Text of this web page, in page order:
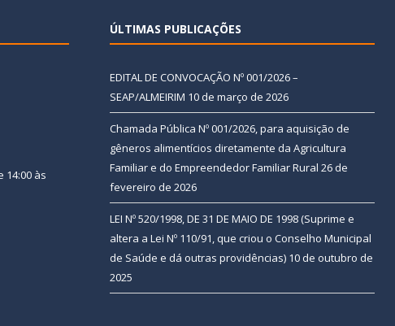
14:00 às
ÚLTIMAS PUBLICAÇÕES
EDITAL DE CONVOCAÇÃO Nº 001/2026 –
SEAP/ALMEIRIM 10 de março de 2026
Chamada Pública Nº 001/2026, para aquisição de
gêneros alimentícios diretamente da Agricultura
Familiar e do Empreendedor Familiar Rural 26 de
fevereiro de 2026
LEI Nº 520/1998, DE 31 DE MAIO DE 1998 (Suprime e
altera a Lei Nº 110/91, que criou o Conselho Municipal
de Saúde e dá outras providências) 10 de outubro de
2025